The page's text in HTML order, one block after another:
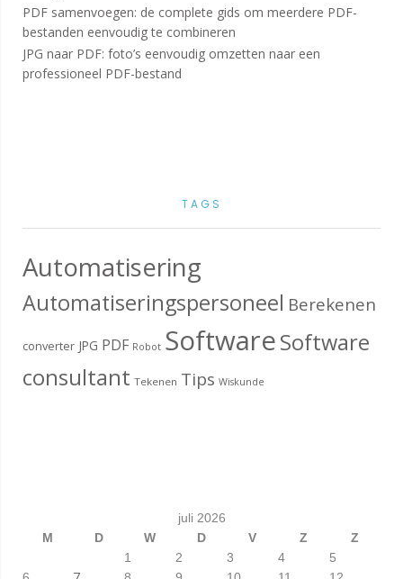
PDF samenvoegen: de complete gids om meerdere PDF-
bestanden eenvoudig te combineren
JPG naar PDF: foto’s eenvoudig omzetten naar een
professioneel PDF-bestand
TAGS
Automatisering
Automatiseringspersoneel Berekenen
converter JPG PDF Robot SoftwareSoftware
consultant Tekenen Tips Wiskunde
juli 2026
M
D W D V Z
Z
1
2 3 4
5